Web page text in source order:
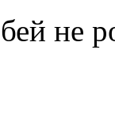
не